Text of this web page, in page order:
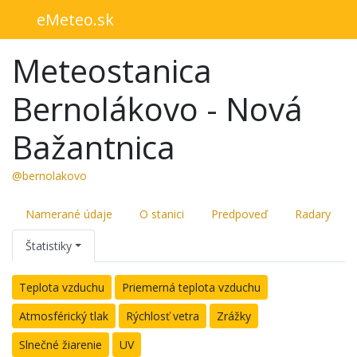
eMeteo.sk
Meteostanica
Bernolákovo - Nová
Bažantnica
@bernolakovo
Namerané údaje O stanici Predpoveď Radary
Štatistiky
Teplota vzduchu
Priemerná teplota vzduchu
Atmosférický tlak
Rýchlosť vetra
Zrážky
Slnečné žiarenie
UV